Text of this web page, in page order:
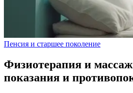
Пенсия и старшее поколение
Физиотерапия и
показания и